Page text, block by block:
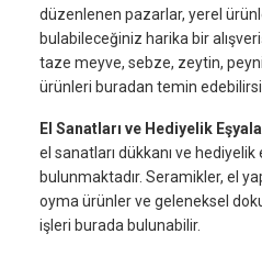
düzenlenen pazarlar, yerel
bulabileceğiniz harika bir
taze meyve, sebze, zeytin,
ürünleri buradan temin
El Sanatları ve Hediyelik
el sanatları dükkanı ve
bulunmaktadır. Seramikler, el
oyma ürünler ve geleneksel
işleri burada bulunabilir.